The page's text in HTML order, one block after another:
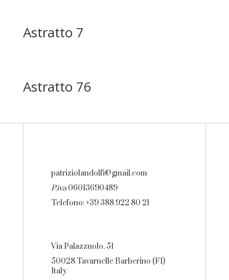
Astratto 7
Astratto 76
patriziolandolfi@gmail.com
P.iva 06013690489
Telefono: +39 388 922 80 21
Via Palazzuolo, 51
50028 Tavarnelle Barberino (FI)
Italy